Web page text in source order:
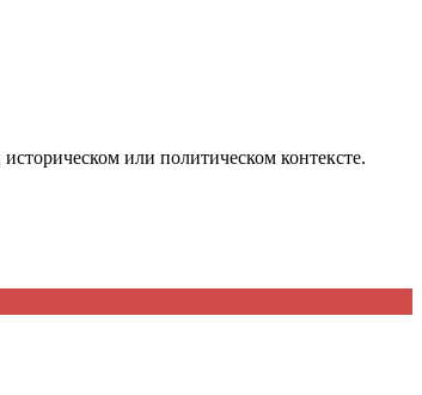
или политическом контексте.